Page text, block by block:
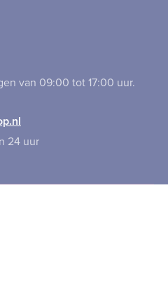
van 09:00 tot 17:00 uur.
24 uur